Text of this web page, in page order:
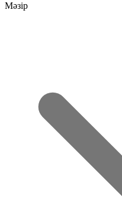
Мәзір